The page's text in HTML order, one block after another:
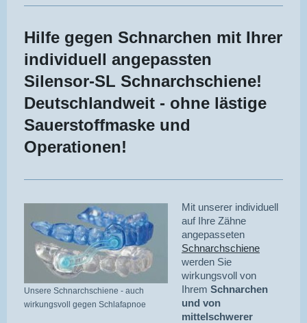
Hilfe gegen Schnarchen mit Ihrer
individuell angepassten
Silensor-SL Schnarchschiene!
Deutschlandweit - ohne lästige
Sauerstoffmaske und
Operationen!
Unsere Schnarchschiene - auch
wirkungsvoll gegen Schlafapnoe
Mit unserer individuell
auf Ihre Zähne
angepasseten
Schnarchschiene
werden Sie
wirkungsvoll von
Ihrem Schnarchen
und von
mittelschwerer